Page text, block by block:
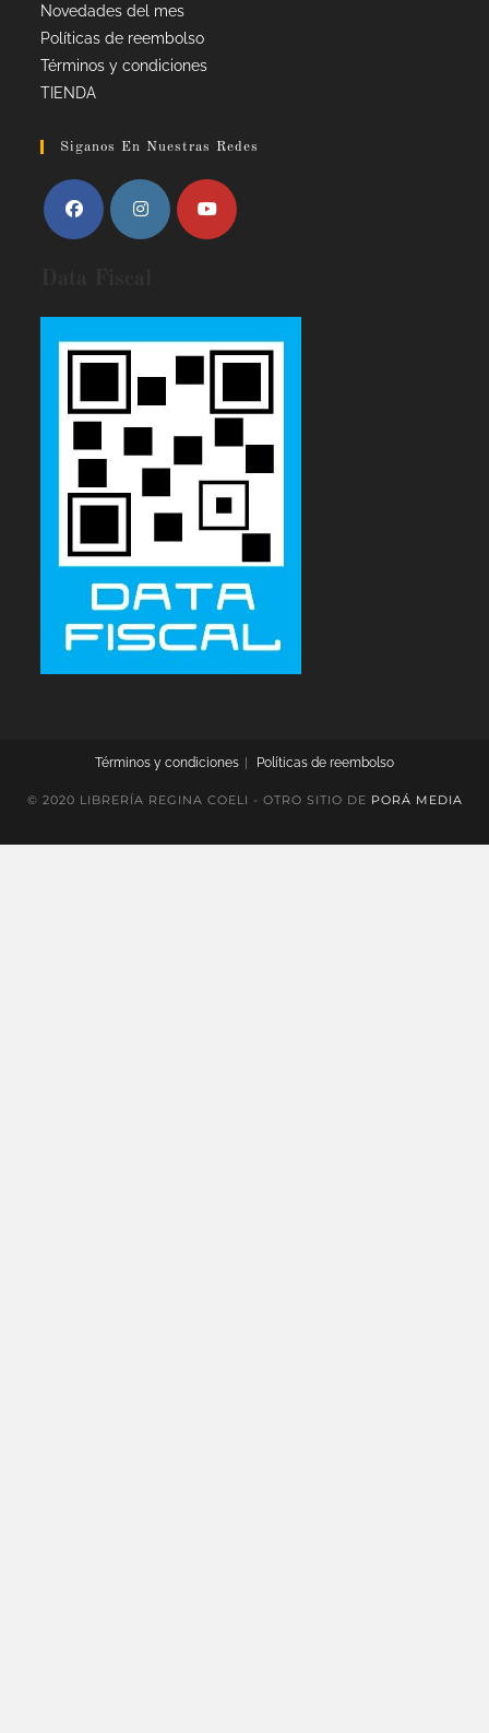
Novedades del mes
Políticas de reembolso
Términos y condiciones
TIENDA
Siganos En Nuestras Redes
Términos y condiciones Políticas de reembolso
© 2020 LIBRERÍA REGINA COELI - OTRO SITIO DE PORÁ MEDIA